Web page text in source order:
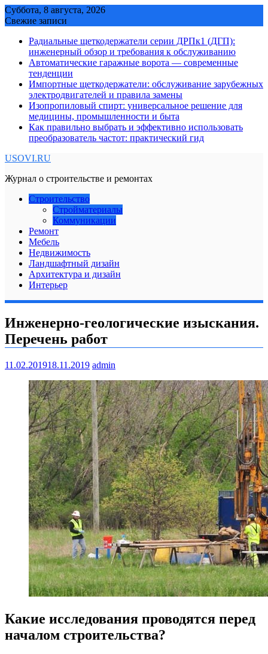
Skip
to
Суббота, 8 августа, 2026
Свежие записи
Радиальные щеткодержатели серии ДРПк1 (ДГП):
инженерный обзор и требования к обслуживанию
Автоматические гаражные ворота — современные
тенденции
Импортные щеткодержатели: обслуживание зарубежных
электродвигателей и правила замены
Изопропиловый спирт: универсальное решение для
медицины, промышленности и быта
Как правильно выбрать и эффективно использовать
преобразователь частот: практический гид
USOVI.RU
Журнал о строительстве и ремонтах
Строительство
Стройматериалы
Коммуникации
Ремонт
Мебель
Недвижимость
Ландшафтный дизайн
Архитектура и дизайн
Интерьер
Инженерно-геологические изыскания.
Перечень работ
11.02.201918.11.2019 admin
Какие исследования проводятся перед
началом строительства?